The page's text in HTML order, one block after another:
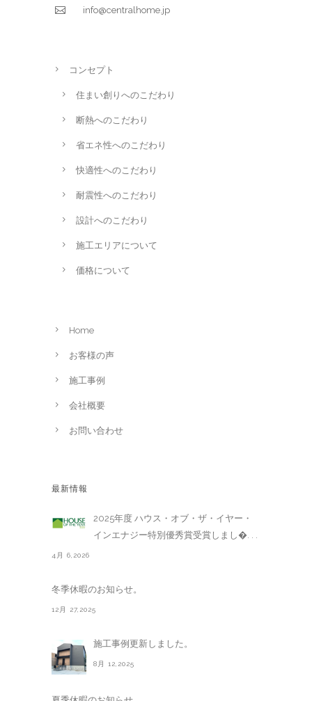
info@centralhome.jp
コンセプト
住まい創りへのこだわり
断熱へのこだわり
省エネ性へのこだわり
快適性へのこだわり
耐震性へのこだわり
設計へのこだわり
施工エリアについて
価格について
Home
お客様の声
施工事例
会社概要
お問い合わせ
最新情報
2025年度 ハウス・オブ・ザ・イヤー・
インエナジー特別優秀賞受賞しまし�. . .
4月 6,2026
冬季休暇のお知らせ。
12月 27,2025
施工事例更新しました。
8月 12,2025